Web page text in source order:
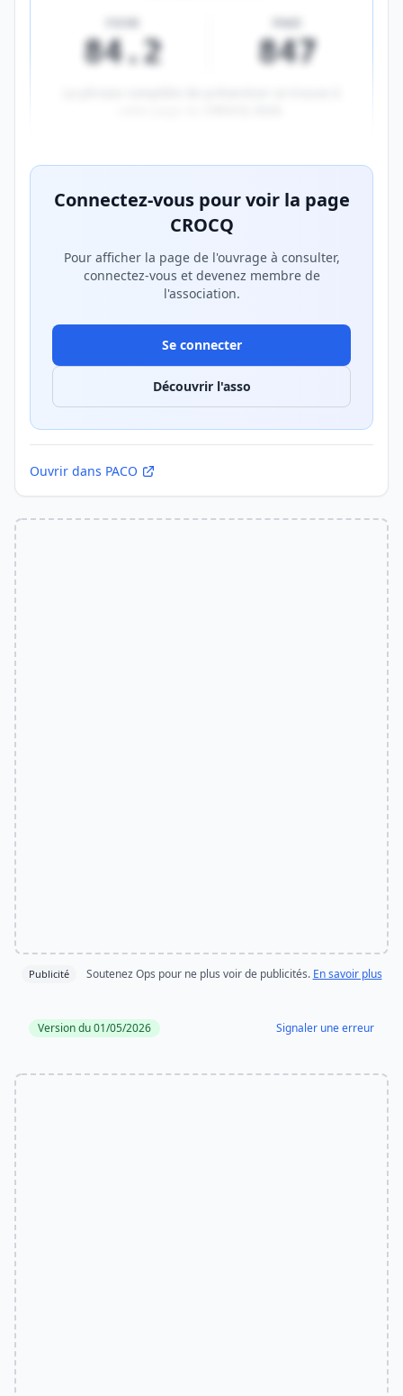
84.2 847
Connectez-vous pour voir la page
CROCQ
Pour afficher la page de l'ouvrage à consulter,
connectez-vous et devenez membre de
l'association.
Se connecter
Découvrir l'asso
Ouvrir dans PACO
Publicité Soutenez Ops pour ne plus voir de publicités. En savoir plus
Version du 01/05/2026 Signaler une erreur